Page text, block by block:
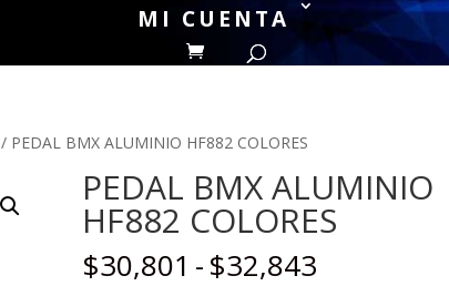
MI CUENTA
/ PEDAL BMX ALUMINIO HF882 COLORES
PEDAL BMX ALUMINIO
HF882 COLORES
$30,801 -$32,843Rango